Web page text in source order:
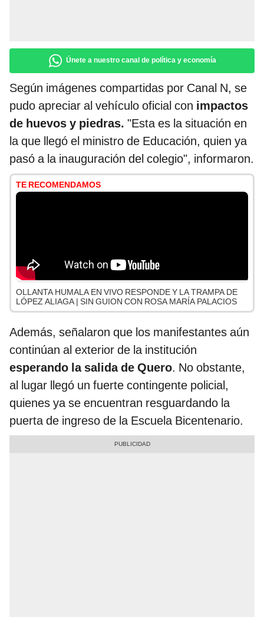
Únete a nuestro canal de política y economía
Según imágenes compartidas por Canal N, se
pudo apreciar al vehículo oficial con impactos
de huevos y piedras. "Esta es la situación en
la que llegó el ministro de Educación, quien ya
pasó a la inauguración del colegio", informaron.
TE RECOMENDAMOS
OLLANTA HUMALA EN VIVO RESPONDE Y LA TRAMPA DE
LÓPEZ ALIAGA | SIN GUION CON ROSA MARÍA PALACIOS
Además, señalaron que los manifestantes aún
continúan al exterior de la institución
esperando la salida de Quero. No obstante,
al lugar llegó un fuerte contingente policial,
quienes ya se encuentran resguardando la
puerta de ingreso de la Escuela Bicentenario.